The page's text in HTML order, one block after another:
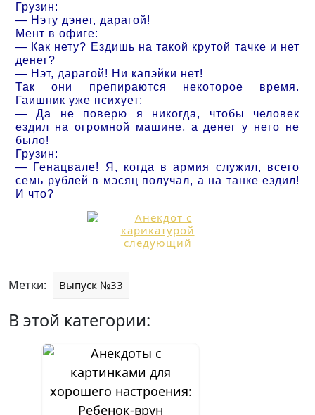
Грузин:
— Нэту дэнег, дарагой!
Мент в офиге:
— Как нету? Ездишь на такой крутой тачке и нет
денег?
— Нэт, дарагой! Ни капэйки нет!
Так они препираются некоторое время.
Гаишник уже психует:
— Да не поверю я никогда, чтобы человек
ездил на огромной машине, а денег у него не
было!
Грузин:
— Генацвале! Я, когда в армия служил, всего
семь рублей в мэсяц получал, а на танке ездил!
И что?
Метки: Выпуск №33
В этой категории: